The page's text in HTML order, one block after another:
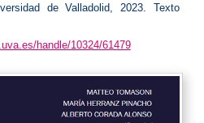
de Valladolid, 2023. Texto
handle/10324/61479